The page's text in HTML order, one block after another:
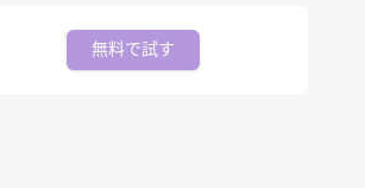
無料で試す